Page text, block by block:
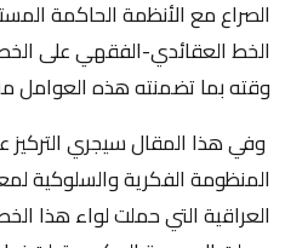
الصراع مع الأنظمة الحاكمة
الخط العقائدي-الفقهي على
وقته بما تضمنته هذه العوامل
وفي هذا المقال سيجري التركيز
المنظومة الفكرية والسلوكية
العراقية التي حملت لواء هذا